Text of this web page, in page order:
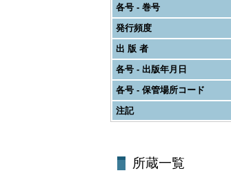
各号 - 巻号
発行頻度
出 版 者
各号 - 出版年月日
各号 - 保管場所コード
注記
所蔵一覧